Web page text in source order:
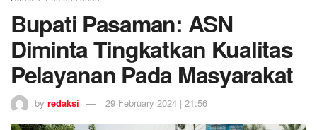
Bupati Pasaman: ASN
Diminta Tingkatkan Kualitas
Pelayanan Pada Masyarakat
by redaksi 29 February 2024 | 21:56